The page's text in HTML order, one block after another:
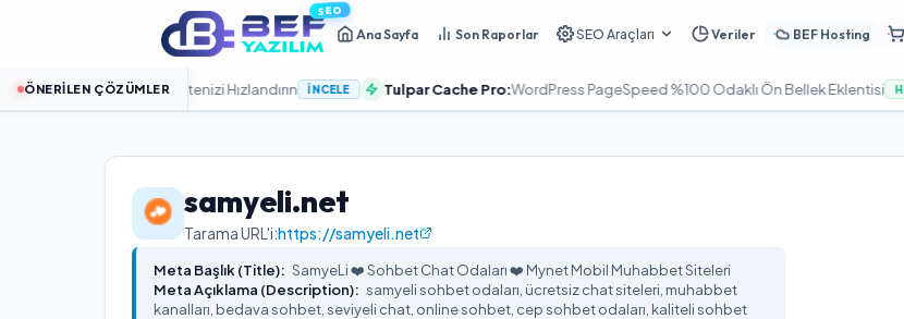
SEO
Ana Sayfa Son Raporlar SEO Araçları Veriler BEF Hosting
ÖNERILEN ÇÖZÜMLER
Sunucularla Sitenizi Hızlandırın İNCELE Tulpar Cache Pro:WordPress PageSpeed %100 Odaklı Ön Bellek Eklentisi HIZLANDIR
samyeli.net
Tarama URL'i:https://samyeli.net
Meta Başlık (Title): SamyeLi ❤️ Sohbet Chat Odaları ❤️ Mynet Mobil Muhabbet Siteleri
Meta Açıklama (Description): samyeli sohbet odaları, ücretsiz chat siteleri, muhabbet
kanalları, bedava sohbet, seviyeli chat, online sohbet, cep sohbet odaları, kaliteli sohbet